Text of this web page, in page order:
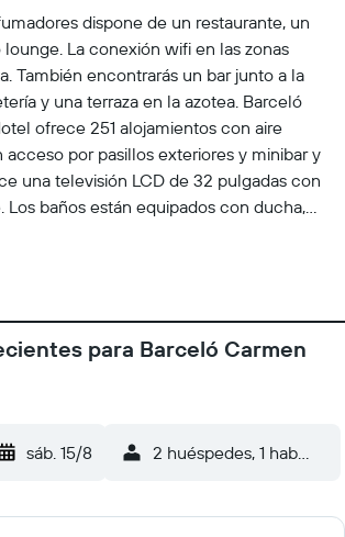
dispone de un restaurante, un
La conexión wifi en las zonas
También encontrarás un bar junto a la
y una terraza en la azotea. Barceló
ofrece 251 alojamientos con aire
por pasillos exteriores y minibar y
una televisión LCD de 32 pulgadas con
Los baños están equipados con ducha,
acceso a Internet wifi gratis. Los
de negocios incluyen escritorio y
en este hotel incluyen
aire libre de temporada. Se pueden
un recargo).
para Barceló Carmen
sáb. 15/8 2 huéspedes, 1